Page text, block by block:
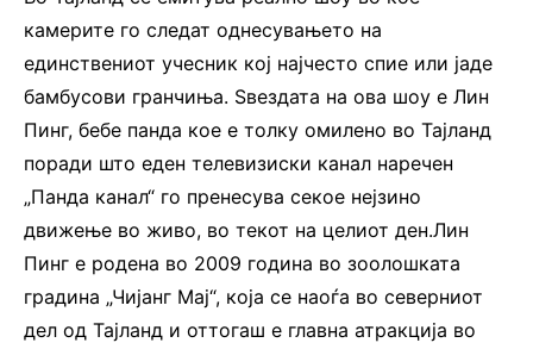
камерите го следат однесувањето на
единствениот учесник кој најчесто спие или јаде
бамбусови гранчиња. Ѕвездата на ова шоу е Лин
Пинг, бебе панда кое е толку омилено во Тајланд
поради што еден телевизиски канал наречен
„Панда канал“ го пренесува секое нејзино
движење во живо, во текот на целиот ден.Лин
Пинг е родена во 2009 година во зоолошката
градина „Чијанг Мај“, која се наоѓа во северниот
дел од Тајланд и оттогаш е главна атракција во